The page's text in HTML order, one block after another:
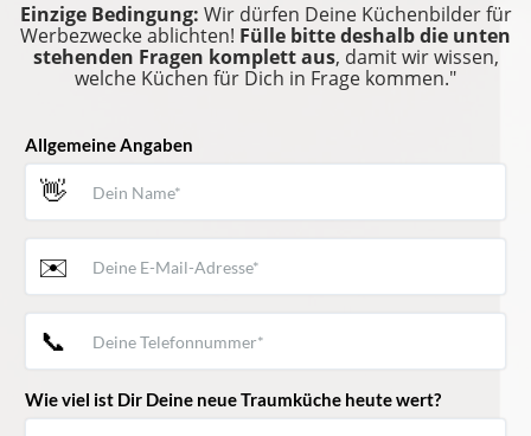
Einzige Bedingung: Wir dürfen Deine Küchenbilder für
Werbezwecke ablichten! Fülle bitte deshalb die unten
stehenden Fragen komplett aus, damit wir wissen,
welche Küchen für Dich in Frage kommen."
Allgemeine Angaben
👋
✉️
📞
Wie viel ist Dir Deine neue Traumküche heute wert?